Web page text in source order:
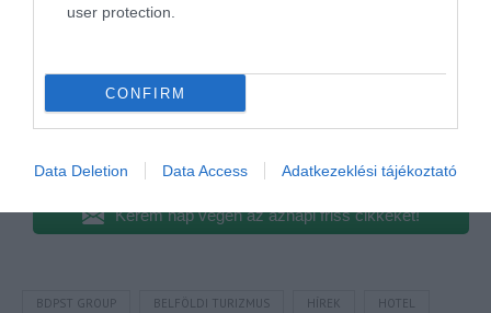
user protection.
CONFIRM
Data Deletion Data Access Adatkezeklési tájékoztató
csatlakozz aTurizmus hírek
vár aWellness, Utazás, Élményekcsoport, sőt,
Hírlevelünkreis feliratkozhatsz.
Megosztás
Kérem nap végén az aznapi friss cikkeket!
BDPST GROUP BELFÖLDI TURIZMUS HÍREK HOTEL